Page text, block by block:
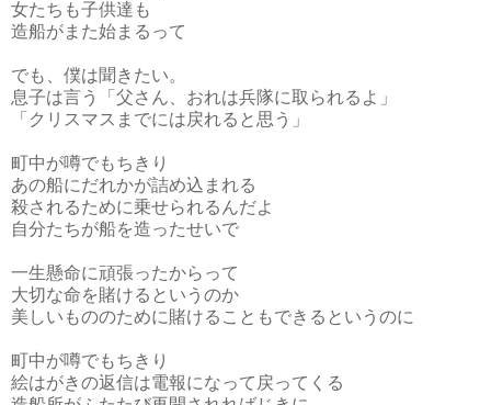
女たちも子供達も
造船がまた始まるって
でも、僕は聞きたい。
息子は言う「父さん、おれは兵隊に取られるよ」
「クリスマスまでには戻れると思う」
町中が噂でもちきり
あの船にだれかが詰め込まれる
殺されるために乗せられるんだよ
自分たちが船を造ったせいで
一生懸命に頑張ったからって
大切な命を賭けるというのか
美しいもののために賭けることもできるというのに
町中が噂でもちきり
絵はがきの返信は電報になって戻ってくる